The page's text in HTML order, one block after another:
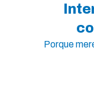
Porque